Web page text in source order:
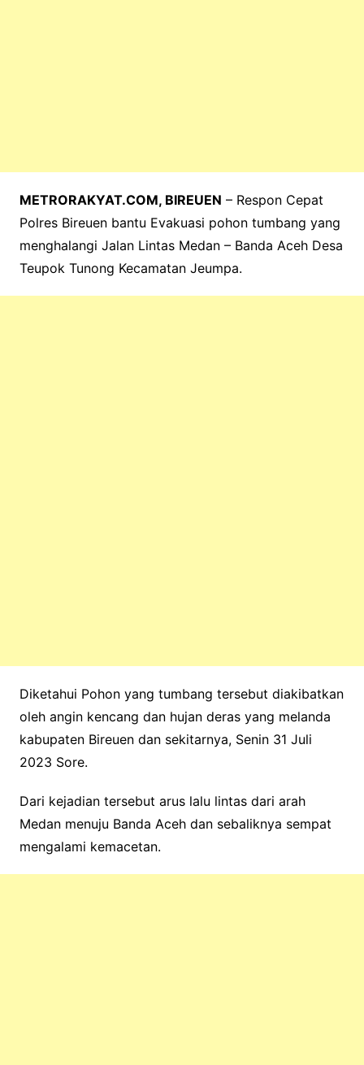
METRORAKYAT.COM, BIREUEN – Respon Cepat
Polres Bireuen bantu Evakuasi pohon tumbang yang
menghalangi Jalan Lintas Medan – Banda Aceh Desa
Teupok Tunong Kecamatan Jeumpa.
Diketahui Pohon yang tumbang tersebut diakibatkan
oleh angin kencang dan hujan deras yang melanda
kabupaten Bireuen dan sekitarnya, Senin 31 Juli
2023 Sore.
Dari kejadian tersebut arus lalu lintas dari arah
Medan menuju Banda Aceh dan sebaliknya sempat
mengalami kemacetan.